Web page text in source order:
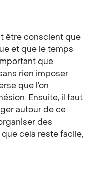
être conscient que
et que le temps
que
rien imposer
que l’on
Ensuite, il faut
autour de ce
des
cela reste facile,